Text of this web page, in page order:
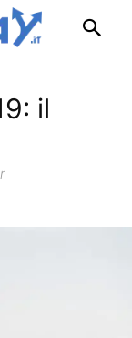
il